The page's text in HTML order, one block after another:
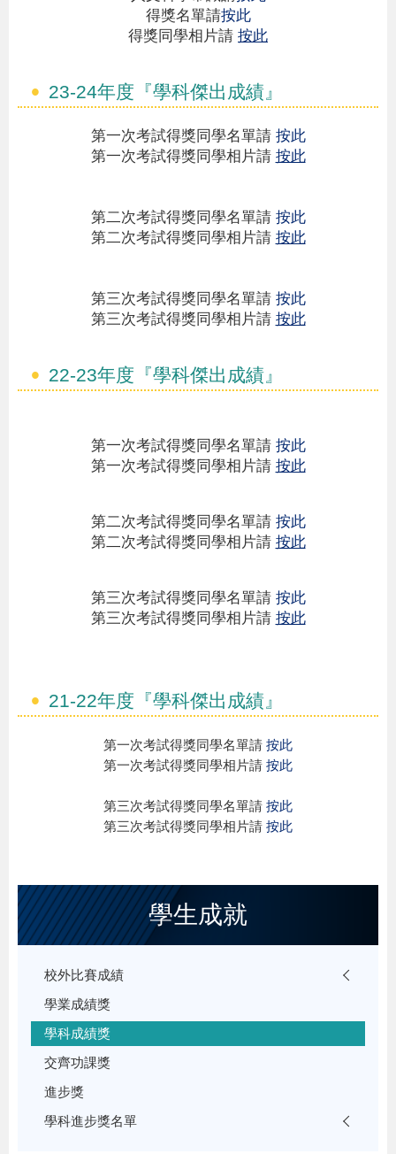
得獎名單請按此
得獎同學相片請 按此
23-24年度『學科傑出成績』
第一次考試得獎同學名單請 按此
第一次考試得獎同學相片請 按此
第二次考試得獎同學名單請 按此
第二次考試得獎同學相片請 按此
第三次考試得獎同學名單請 按此
第三次考試得獎同學相片請 按此
22-23年度『學科傑出成績』
第一次考試得獎同學名單請 按此
第一次考試得獎同學相片請 按此
第二次考試得獎同學名單請 按此
第二次考試得獎同學相片請 按此
第三次考試得獎同學名單請 按此
第三次考試得獎同學相片請 按此
21-22年度『學科傑出成績』
第一次考試得獎同學名單請 按此
第一次考試得獎同學相片請 按此
第三次考試得獎同學名單請 按此
第三次考試得獎同學相片請 按此
學生成就
校外比賽成績
學業成績獎
學科成績獎
交齊功課獎
進步獎
學科進步獎名單